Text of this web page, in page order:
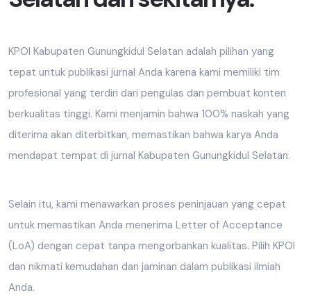
KPOI Kabupaten Gunungkidul Selatan adalah pilihan yang
tepat untuk publikasi jurnal Anda karena kami memiliki tim
profesional yang terdiri dari pengulas dan pembuat konten
berkualitas tinggi. Kami menjamin bahwa 100% naskah yang
diterima akan diterbitkan, memastikan bahwa karya Anda
mendapat tempat di jurnal Kabupaten Gunungkidul Selatan.
Selain itu, kami menawarkan proses peninjauan yang cepat
untuk memastikan Anda menerima Letter of Acceptance
(LoA) dengan cepat tanpa mengorbankan kualitas. Pilih KPOI
dan nikmati kemudahan dan jaminan dalam publikasi ilmiah
Anda.